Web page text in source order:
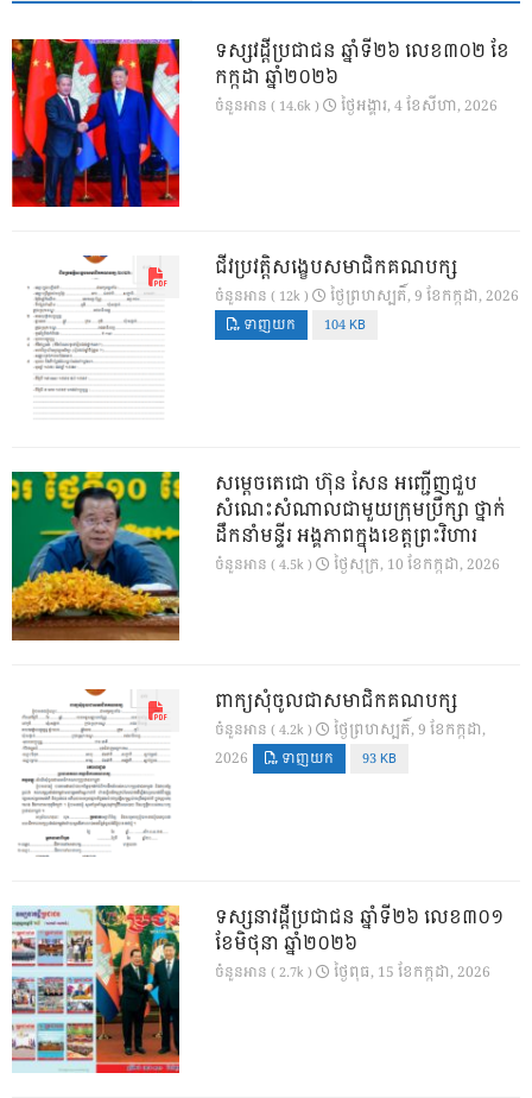
ទស្សវដ្តីប្រជាជន ឆ្នាំទី២៦ លេខ៣០២ ខែ
កក្កដា ឆ្នាំ២០២៦
ចំនួនអាន ( 14.6k ) ថ្ងៃ​អង្គារ, 4 ខែ​សីហា, 2026
ជីវប្រវត្តិសង្ខេបសមាជិកគណបក្ស
ចំនួនអាន ( 12k ) ថ្ងៃ​ព្រហស្បតិ៍, 9 ខែ​កក្កដា, 2026
ទាញយក 104 KB
សម្តេចតេជោ ហ៊ុន សែន អញ្ជើញជួប
សំណេះសំណាលជាមួយក្រុមប្រឹក្សា ថ្នាក់
ដឹកនាំមន្ទីរ អង្គភាពក្នុងខេត្តព្រះវិហារ
ចំនួនអាន ( 4.5k ) ថ្ងៃ​សុក្រ, 10 ខែ​កក្កដា, 2026
ពាក្យសុំចូលជាសមាជិកគណបក្ស
ចំនួនអាន ( 4.2k )
ថ្ងៃ​ព្រហស្បតិ៍, 9 ខែ​កក្កដា,
2026
ទាញយក 93 KB
ទស្សនាវដ្ដីប្រជាជន ឆ្នាំទី២៦ លេខ៣០១
ខែមិថុនា ឆ្នាំ២០២៦
ចំនួនអាន ( 2.7k ) ថ្ងៃ​ពុធ, 15 ខែ​កក្កដា, 2026